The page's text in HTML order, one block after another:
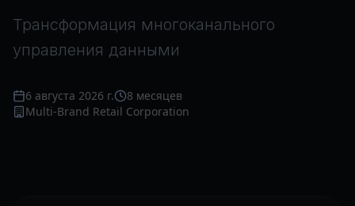
Трансформация многоканального
управления данными
6 августа 2026 г.
8 месяцев
Multi-Brand Retail Corporation